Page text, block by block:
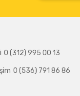
0 (312) 995 00 13
0 (536) 791 86 86